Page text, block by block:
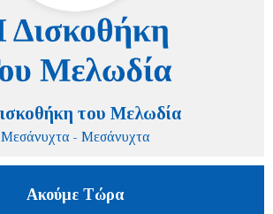
του Μελωδία
Μεσάνυχτα - Μεσάνυχτα
Ακούμε Τώρα